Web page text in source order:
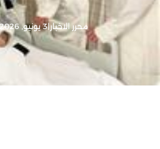
محرر الاخبار|3 يونيو, 2026